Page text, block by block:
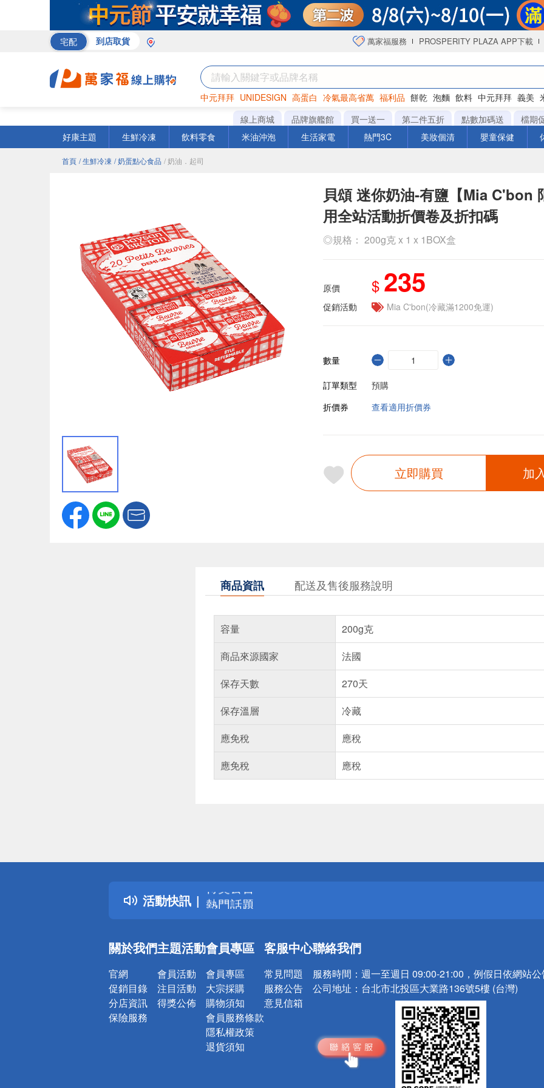
宅配 到店取貨 萬家福服務 PROSPERITY PLAZA APP下載
中元拜拜 UNIDESIGN 高蛋白 冷氣最高省萬 福利品 餅乾 泡麵 飲料 中元拜拜 義美
罐頭 咖啡 海苔
線上商城 品牌旗艦館 買一送一 第二件五折 點數加碼送
檔期
好康主題
生鮮冷凍 飲料零食 米油沖泡 生活家電 熱門3C 美妝個清 嬰童保健
首頁 / 生鮮冷凍 / 奶蛋點心食品 / 奶油．起司
貝頌 迷你奶油-有鹽【Mia C'bon
用全站活動折價卷及折扣碼
◎規格： 200g克 x 1 x 1BOX盒
原價 $ 235
促銷活動 Mia C'bon(冷藏滿1200免運)
數量
訂單類型
預購
折價券
查看適用折價券
立即購買 加
商品資訊 配送及售後服務說明
容量
200g克
商品來源國家
法國
保存天數
270天
保存溫層
冷藏
應免稅
應稅
應免稅
應稅
活動快訊
詐騙網頁！請小心！
得獎公告
熱門話題
銀行優惠
詐騙網頁！請小心！
關於我們
官網
促銷目錄
分店資訊
保險服務
主題活動
會員活動
注目活動
得獎公佈
會員專區
會員專區
大宗採購
購物須知
會員服務條款
隱私權政策
退貨須知
客服中心
常見問題
服務公告
意見信箱
聯絡我們
服務時間： 週一至週日 09:00-21:00，例假日依網站
公司地址： 台北市北投區大業路136號5樓 (台灣)